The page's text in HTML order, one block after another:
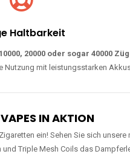
Haltbarkeit
20000 oder sogar 40000
Nutzung mit leistungsstarken
VAPES IN AKTION
ein! Sehen Sie sich
Triple Mesh Coils das